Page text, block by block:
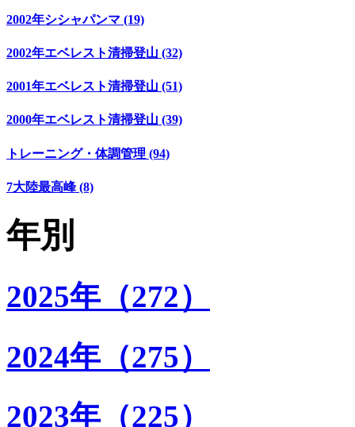
2002年シシャパンマ (19)
2002年エベレスト清掃登山 (32)
2001年エベレスト清掃登山 (51)
2000年エベレスト清掃登山 (39)
トレーニング・体調管理 (94)
7大陸最高峰 (8)
年別
2025年（272）
2024年（275）
2023年（225）